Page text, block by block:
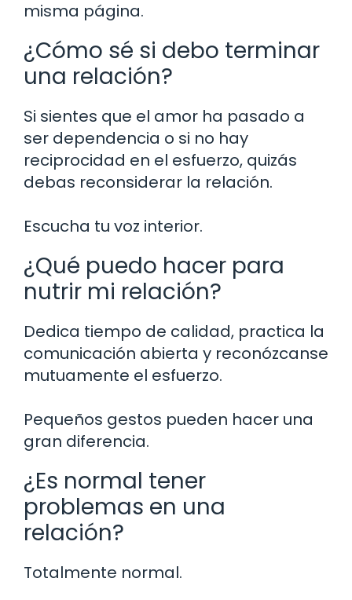
misma página.
¿Cómo sé si debo terminar
una relación?
Si sientes que el amor ha pasado a
ser dependencia o si no hay
reciprocidad en el esfuerzo, quizás
debas reconsiderar la relación.
Escucha tu voz interior.
¿Qué puedo hacer para
nutrir mi relación?
Dedica tiempo de calidad, practica la
comunicación abierta y reconózcanse
mutuamente el esfuerzo.
Pequeños gestos pueden hacer una
gran diferencia.
¿Es normal tener
problemas en una
relación?
Totalmente normal.